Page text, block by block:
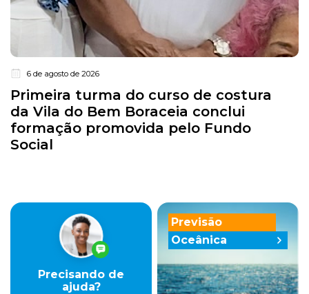
6 de agosto de 2026
Primeira turma do curso de costura
da Vila do Bem Boraceia conclui
formação promovida pelo Fundo
Social
Previsão
Oceânica
Precisando de
ajuda?